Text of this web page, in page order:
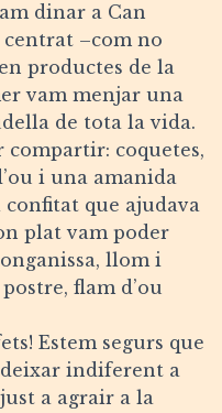
dinar a Can
centrat –com no
productes de la
vam menjar una
de tota la vida.
compartir: coquetes,
i una amanida
confitat que ajudava
plat vam poder
llom i
flam d’ou
Estem segurs que
indiferent a
a agrair a la